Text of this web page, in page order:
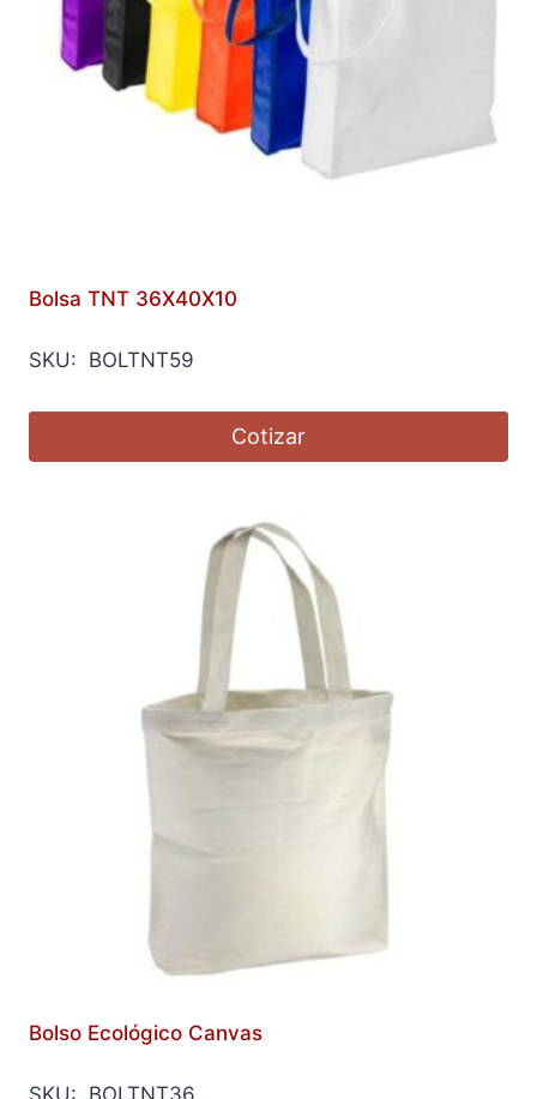
Bolsa TNT 36X40X10
SKU: BOLTNT59
Cotizar
Bolso Ecológico Canvas
SKU: BOLTNT36